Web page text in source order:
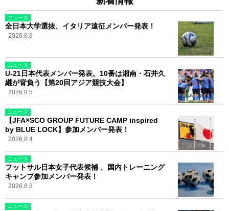
ニュース
全日本大学選抜、イタリア遠征メンバー発表！
2026.8.6
ニュース
U-21日本代表メンバー発表。10番は湘南・石井久
継が背負う【第20回アジア競技大会】
2026.8.5
ニュース
【JFA×SCO GROUP FUTURE CAMP inspired
by BLUE LOCK】参加メンバー発表！
2026.8.4
ニュース
フットサル日本女子代表候補 、国内トレーニング
キャンプ参加メンバー発表！
2026.8.3
ニュース